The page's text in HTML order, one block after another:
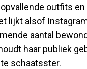
outfits
lijkt alsof
aantal
haar publiek
schaatsster.